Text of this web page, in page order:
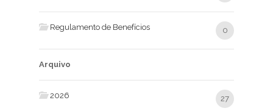
Regulamento de Benefícios 0
Arquivo
2026 27